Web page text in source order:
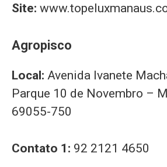
Site:
Agropisco
Local: Avenida Ivanete
Parque 10 de Novembro –
69055-750
Contato 1: 92 2121 4650